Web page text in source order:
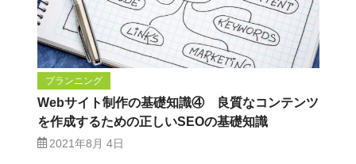
プランニング
Webサイト制作の基礎知識④ 良質なコンテンツ
を作成するための正しいSEOの基礎知識
2021年8月 4日